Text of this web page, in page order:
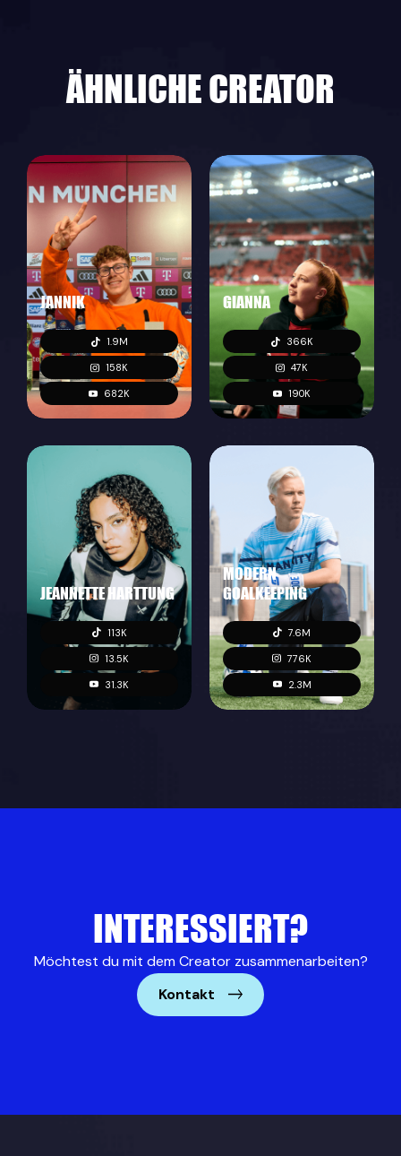
ÄHNLICHE CREATOR
JANNIK
1.9M
158K
682K
GIANNA
366K
47K
190K
JEANNETTE HARTTUNG
113K
13.5K
31.3K
MODERN
GOALKEEPING
7.6M
776K
2.3M
INTERESSIERT?
Möchtest du mit dem Creator zusammenarbeiten?
Kontakt